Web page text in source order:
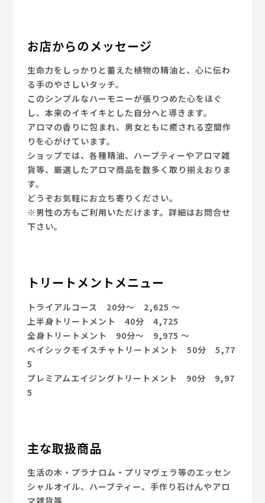
お店からのメッセージ
生命力をしっかりと蓄えた植物の精油と、心に伝わ
る手のやさしいタッチ。
このシンプルなハーモニーが張りつめた心をほぐ
し、本来のイキイキとした自分へと導きます。
アロマの香りに包まれ、男女ともに癒される空間作
りを心がけています。
ショップでは、各種精油、ハーブティーやアロマ雑
貨等、厳選したアロマ商品を数多く取り揃えおりま
す。
どうぞお気軽にお立ち寄りください。
※男性の方もご利用いただけます。詳細はお問合せ
下さい。
トリートメントメニュー
トライアルコース 20分～ 2,625 ～
上半身トリートメント 40分 4,725
全身トリートメント 90分～ 9,975 ～
ベイシックモイスチャトリートメント 50分 5,77
5
プレミアムエイジングトリートメント 90分 9,97
5
主な取扱商品
生活の木・プラナロム・プリマヴェラ等のエッセン
シャルオイル、ハーブティー、手作り石けんやアロ